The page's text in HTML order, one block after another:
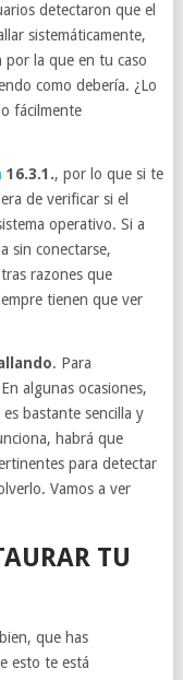
detectaron que el
sistemáticamente,
la que en tu caso
como debería. ¿Lo
fácilmente
16.3.1., por lo que si te
de verificar si el
operativo. Si a
sin conectarse,
razones que
tienen que ver
. Para
algunas ocasiones,
bastante sencilla y
habrá que
para detectar
Vamos a ver
TU
que has
esto te está